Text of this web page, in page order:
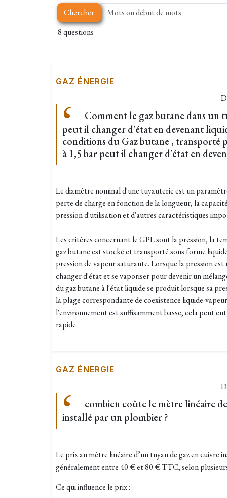
Chercher
8 questions
GAZ ÉNERGIE
Comment le gaz butane dans un
peut il changer d'état en devenant
conditions du Gaz butane , transporté
à 1,5 bar peut il changer d'état en
Le diamètre nominal d'une tuyauterie est un
perte de charge en fonction de la longueur, la
pression d'utilisation et d'autres caractéristiques
Les critères concernant le GPL sont la pression, la
gaz butane est stocké et transporté sous forme
pression de vapeur saturante. Lorsque la pression
changer d'état et se vaporiser pour devenir un
du gaz butane à l'état liquide se produit lorsque sa
la plage correspondante de coexistence liquide-
l'environnement est suffisamment basse, cela peut
rapide.
GAZ ÉNERGIE
combien coûte le mètre linéaire
installé par un plombier ?
Le prix au mètre linéaire d’un tuyau de gaz en cuivre
généralement entre 40 € et 80 € TTC, selon
Ce qui influence le prix :